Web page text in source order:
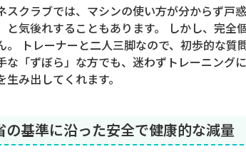
スクラブでは、マシンの使い方が分からず戸
と気後れすることもあります。 しかし、完
。 トレーナーと二人三脚なので、初歩的な質
な「ずぼら」な方でも、迷わずトレーニング
み出してくれます。
の基準に沿った安全で健康的な減量